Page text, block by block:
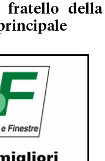
fratello della